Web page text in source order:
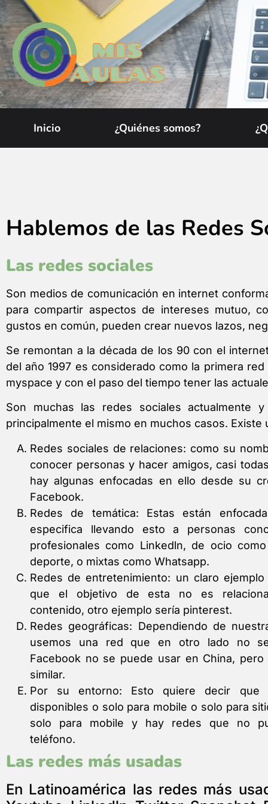
Inicio ¿Quiénes somos?
Hablemos de las Redes
Las redes sociales
Son medios de comunicación en internet
para compartir aspectos de intereses mutuo,
gustos en común, pueden crear nuevos lazos,
Se remontan a la década de los 90 con el
del año 1997 es considerado como la primera
myspace y con el paso del tiempo tener las
Son muchas las redes sociales
principalmente el mismo en muchos casos. Existe
Redes sociales de relaciones: como su
conocer personas y hacer amigos, casi
hay algunas enfocadas en ello desde su
Facebook.
Redes de temática: Estas están
especifica llevando esto a personas
profesionales como Linkedln, de ocio
deporte, o mixtas como Whatsapp.
Redes de entretenimiento: un claro
que el objetivo de esta no es
contenido, otro ejemplo sería pinterest.
Redes geográficas: Dependiendo de
usemos una red que en otro lado no
Facebook no se puede usar en China,
similar.
Por su entorno: Esto quiere decir que
disponibles o solo para mobile o solo para
solo para mobile y hay redes que no
teléfono.
Las redes más usadas
En Latinoamérica las redes más